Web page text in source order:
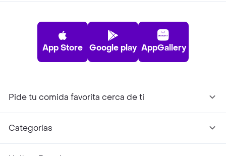
App Store Google play AppGallery
Pide tu comida favorita cerca de ti
Categorías